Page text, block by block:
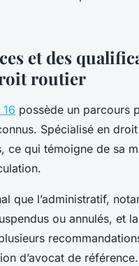
et des
routier
possède un parcours
Spécialisé en
ce qui témoigne de sa
que l’administratif,
ou annulés, et
d’avocat de référence.